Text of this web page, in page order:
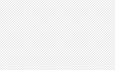
Abonnez-vous en ligne
LE TNN